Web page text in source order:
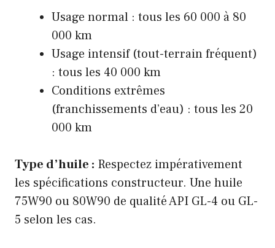
Usage normal : tous les 60 000 à 80
000 km
Usage intensif (tout-terrain fréquent)
: tous les 40 000 km
Conditions extrêmes
(franchissements d’eau) : tous les 20
000 km
Type d’huile : Respectez impérativement
les spécifications constructeur. Une huile
75W90 ou 80W90 de qualité API GL-4 ou GL-
5 selon les cas.